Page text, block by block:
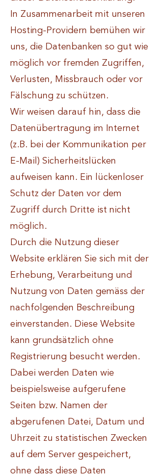
In Zusammenarbeit mit unseren
Hosting-Providern bemühen wir
uns, die Datenbanken so gut wie
möglich vor fremden Zugriffen,
Verlusten, Missbrauch oder vor
Fälschung zu schützen.
Wir weisen darauf hin, dass die
Datenübertragung im Internet
(z.B. bei der Kommunikation per
E-Mail) Sicherheitslücken
aufweisen kann. Ein lückenloser
Schutz der Daten vor dem
Zugriff durch Dritte ist nicht
möglich.
Durch die Nutzung dieser
Website erklären Sie sich mit der
Erhebung, Verarbeitung und
Nutzung von Daten gemäss der
nachfolgenden Beschreibung
einverstanden. Diese Website
kann grundsätzlich ohne
Registrierung besucht werden.
Dabei werden Daten wie
beispielsweise aufgerufene
Seiten bzw. Namen der
abgerufenen Datei, Datum und
Uhrzeit zu statistischen Zwecken
auf dem Server gespeichert,
ohne dass diese Daten